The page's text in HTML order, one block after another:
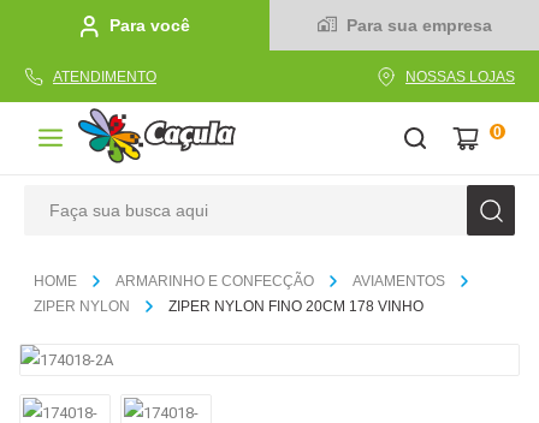
Para você Para sua empresa
ATENDIMENTO NOSSAS LOJAS
0
ARMARINHO E CONFECÇÃO
AVIAMENTOS
ZIPER NYLON
ZIPER NYLON FINO 20CM 178 VINHO
1º caderno
2